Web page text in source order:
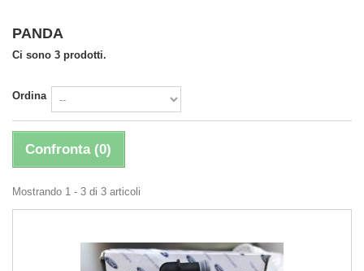
PANDA
Ci sono 3 prodotti.
Ordina
Confronta (0)
Mostrando 1 - 3 di 3 articoli